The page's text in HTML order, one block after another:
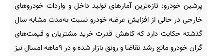
پرشین خودرو: تازه‌ترین آمارهای تولید داخل و واردات خودروهای
خارجی در حالی از افزایش عرضه خودرو نسبت به‌مدت مشابه سال
گذشته حکایت دارد که کاهش قدرت خرید مشتریان و قیمت‌های
گران خودرو مانع رشد تقاضا و رونق بازار شده و در ۹ماهه امسال نیز